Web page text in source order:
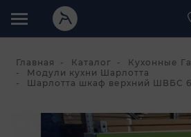
Главная Каталог
Кухонные
Модули кухни Шарлотта
Шарлотта шкаф верхний ШВБС